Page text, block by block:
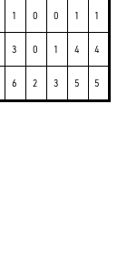
1 0 0 1 1
3 0 1 4 4
6 2 3 5 5